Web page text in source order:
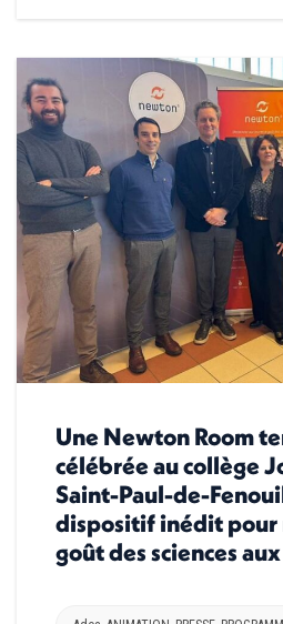
Une Newton Room
célébrée au collège
Saint-Paul-de-
dispositif inédit pour
goût des sciences